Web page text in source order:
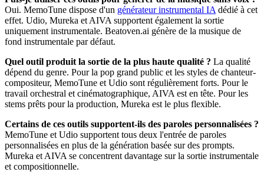
Oui. MemoTune dispose d'un générateur instrumental IA dédié à cet
effet. Udio, Mureka et AIVA supportent également la sortie
uniquement instrumentale. Beatoven.ai génère de la musique de
fond instrumentale par défaut.
Quel outil produit la sortie de la plus haute qualité ? La qualité
dépend du genre. Pour la pop grand public et les styles de chanteur-
compositeur, MemoTune et Udio sont régulièrement forts. Pour le
travail orchestral et cinématographique, AIVA est en tête. Pour les
stems prêts pour la production, Mureka est le plus flexible.
Certains de ces outils supportent-ils des paroles personnalisées ?
MemoTune et Udio supportent tous deux l'entrée de paroles
personnalisées en plus de la génération basée sur des prompts.
Mureka et AIVA se concentrent davantage sur la sortie instrumentale
et compositionnelle.